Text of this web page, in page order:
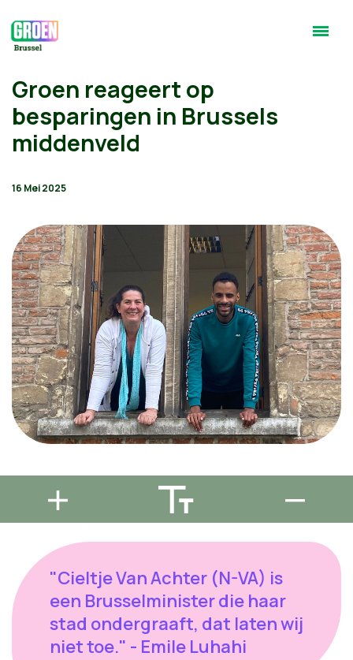
Groen reageert op
besparingen in Brussels
middenveld
16 Mei 2025
"Cieltje Van Achter (N-VA) is
een Brusselminister die haar
stad ondergraaft, dat laten wij
niet toe." - Emile Luhahi